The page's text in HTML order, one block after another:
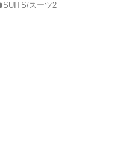
SUITS/スーツ2